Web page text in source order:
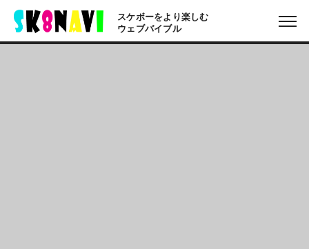
スケボーをより楽しむ
ウェブバイブル